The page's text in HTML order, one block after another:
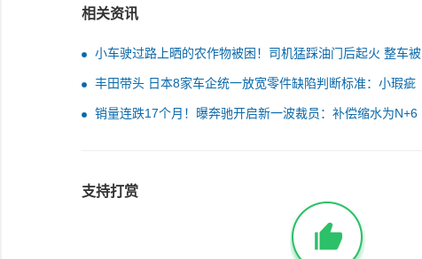
相关资讯
小车驶过路上晒的农作物被困！司机猛踩油门后起火 整车被
烧毁
丰田带头 日本8家车企统一放宽零件缺陷判断标准：小瑕疵
不再算不良品
销量连跌17个月！曝奔驰开启新一波裁员：补偿缩水为N+6
支持打赏